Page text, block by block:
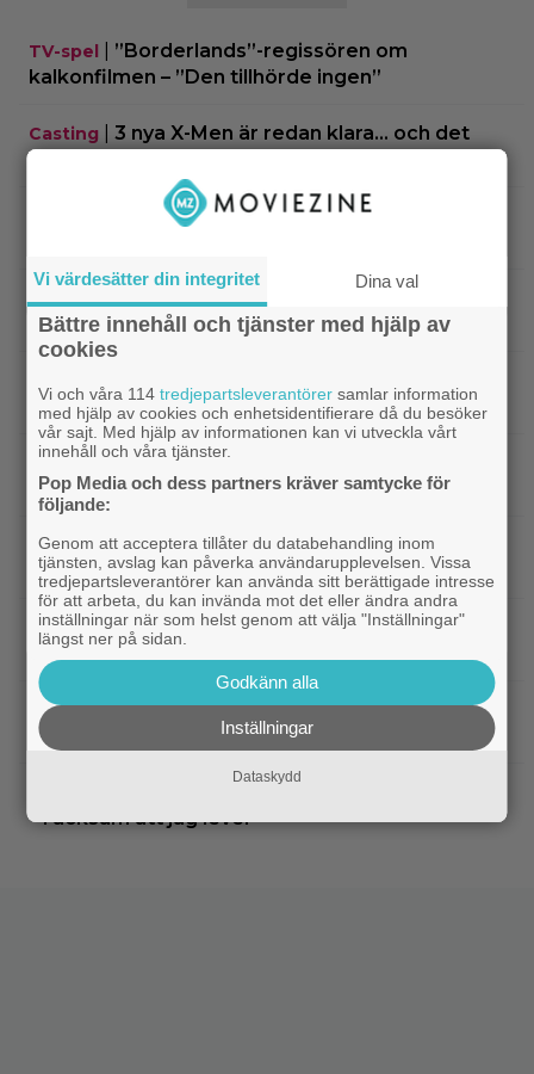
TV-spel
”Borderlands”-regissören om
kalkonfilmen – ”Den tillhörde ingen”
Casting
3 nya X-Men är redan klara… och det
ryktas om fler heta namn
Morgan Freeman medger: Gör dåliga
Netflix|Glöm Tom Hanks – här är Netflix nya
Robert Langdon-skådis
återvänder med ny dokumentär
Quiz|Filmquiz: 25 år av klassiker – vad minns du
om filmåret 2001?
Netflix|Netflix har lagt ned David Finchers
amerikanska ”Squid Game”-spinoff
Kommande filmer|När kommer ”Michael 2”?
Lionsgate-chefen har ett svar
Kommande filmer|Adam Sandler återförenar
gänget i ”Grown Ups 3” – delar en första bild
”Tacksam att jag lever”
Vi värdesätter din integritet Dina val
Bättre innehåll och tjänster med hjälp av
cookies
Vi och våra 114tredjepartsleverantörer samlar information
med hjälp av cookies och enhetsidentifierare då du besöker
vår sajt. Med hjälp av informationen kan vi utveckla vårt
innehåll och våra tjänster.
Pop Media och dess partners kräver samtycke för
följande:
Genom att acceptera tillåter du databehandling inom
tjänsten, avslag kan påverka användarupplevelsen. Vissa
tredjepartsleverantörer kan använda sitt berättigade intresse
för att arbeta, du kan invända mot det eller ändra andra
inställningar när som helst genom att välja "Inställningar"
längst ner på sidan.
Godkänn alla
Inställningar
Dataskydd